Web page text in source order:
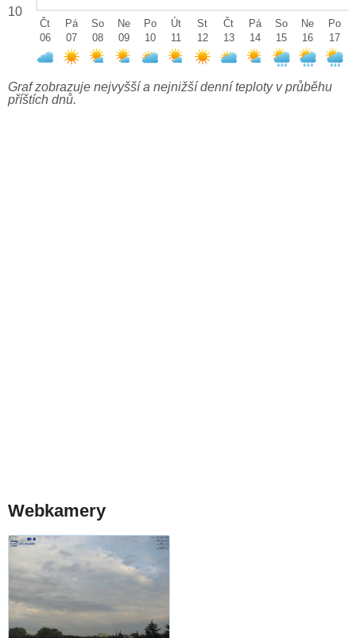
10
Čt
06
Pá
07
So
08
Ne
09
Po
10
Út
11
St
12
Čt
13
Pá
14
So
15
Ne
16
Po
17
Graf zobrazuje nejvyšší a nejnižší denní teploty v průběhu
příštích dnů.
Webkamery